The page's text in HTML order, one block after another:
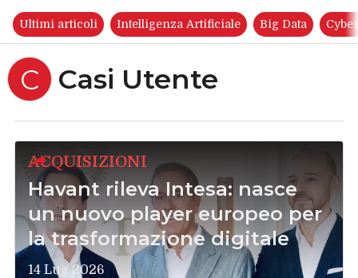
Ultimi articoli Intelligenza Artificiale Big Data
C Casi Utente
ACQUISIZIONI
Havant rileva Intesa: nasce
un nuovo player europeo per
la trasformazione digitale
14 Lug 2026